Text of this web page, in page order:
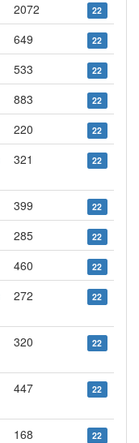
2072 22
649 22
533 22
883 22
220 22
321 22
399 22
285 22
460 22
272 22
320 22
447 22
168 22